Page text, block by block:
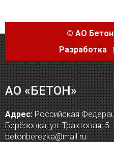
© АО Бетон
Разработка
АО «БЕТОН»
Адрес:Российская
Берёзовка, ул. Трактовая, 5
betonberezka@mail.ru